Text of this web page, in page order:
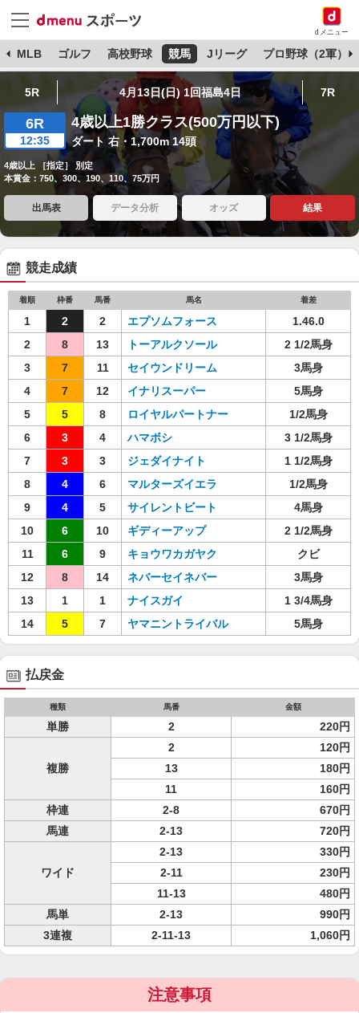
dメニュー
MLB ゴルフ 高校野球 競馬 Jリーグ プロ野球（2軍）
5R 4月13日(日) 1回福島4日 7R
6R
12:35
4歳以上1勝クラス(500万円以下)
ダート 右・1,700m 14頭
4歳以上 ［指定］ 別定
本賞金：750、300、190、110、75万円
出馬表 データ分析 オッズ 結果
競走成績
着順 枠番 馬番 馬名 着差
1 2 2 エプソムフォース
1.46.0
2
8 13 トーアルクソール
2 1/2馬身
3
7 11 セイウンドリーム
3馬身
4
7 12 イナリスーパー
5馬身
5
5 8 ロイヤルパートナー
1/2馬身
6
3 4 ハマボシ
3 1/2馬身
7
3 3 ジェダイナイト
1 1/2馬身
8
4 6 マルターズイエラ
1/2馬身
9
4 5 サイレントビート
4馬身
10
6 10 ギディーアップ
2 1/2馬身
11
6 9 キョウワカガヤク
クビ
12
8 14 ネバーセイネバー
3馬身
13
1 1 ナイスガイ
1 3/4馬身
14
5 7 ヤマニントライバル 5馬身
払戻金
種類 馬番 金額
単勝 2 220円
複勝
2
120円
13
180円
11
160円
枠連
2-8
670円
馬連
2-13 720円
ワイド
2-13
330円
2-11
230円
11-13
480円
馬単
2-13
990円
3連複
2-11-13 1,060円
注意事項